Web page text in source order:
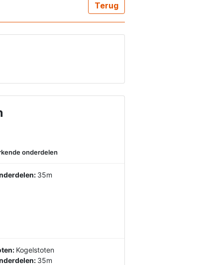
Terug
onderdelen
35m
Kogelstoten
35m